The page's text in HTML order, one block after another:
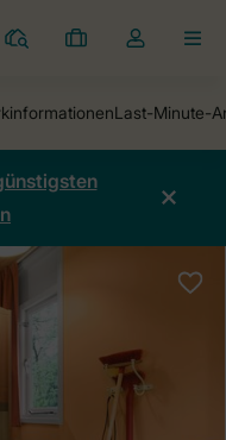
Ferienparks
Meine
Dropdown-
öffnen